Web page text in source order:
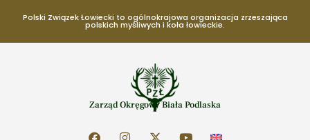
Polski Związek Łowiecki to ogólnokrajowa organizacja zrzeszająca
polskich myśliwych i koła łowieckie.
Zarząd Okręgowy Biała Podlaska